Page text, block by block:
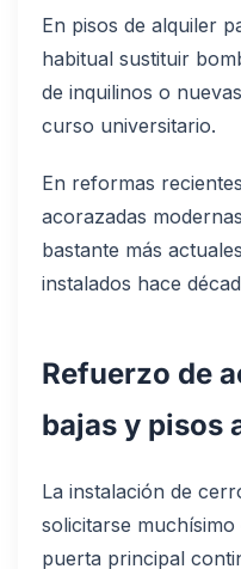
En pisos de alquiler
habitual sustituir
de inquilinos o
curso universitario.
En reformas
acorazadas
bastante más
instalados hace
Refuerzo de
bajas y pisos
La instalación de
solicitarse
puerta principal